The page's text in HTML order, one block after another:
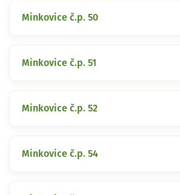
Minkovice č.p. 50
Minkovice č.p. 51
Minkovice č.p. 52
Minkovice č.p. 54